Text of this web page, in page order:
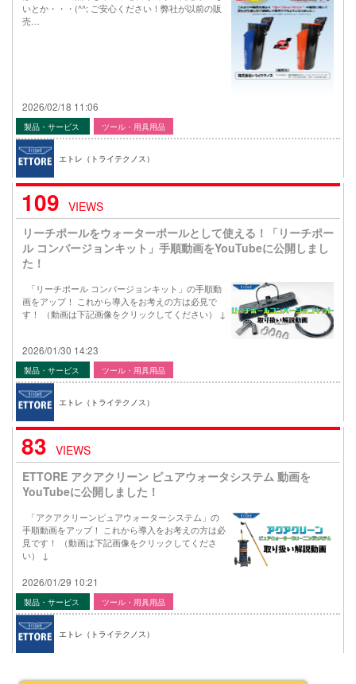
いとか・・・(^^; ご安心ください！弊社が以前の販
売…
2026/02/18 11:06
製品・サービス ツール・用具用品
エトレ（トライテクノス）
109 VIEWS
リーチポールをウォーターポールとして使える！「リーチポー
ル コンバージョンキット」手順動画をYouTubeに公開しまし
た！
「リーチポール コンバージョンキット」の手順動
画をアップ！ これから導入をお考えの方は必見で
す！ （動画は下記画像をクリックしてください） ↓
2026/01/30 14:23
製品・サービス ツール・用具用品
エトレ（トライテクノス）
83 VIEWS
ETTORE アクアクリーン ピュアウォータシステム 動画を
YouTubeに公開しました！
「アクアクリーンピュアウォーターシステム」の
手順動画をアップ！ これから導入をお考えの方は必
見です！ （動画は下記画像をクリックしてくださ
い） ↓
2026/01/29 10:21
製品・サービス ツール・用具用品
エトレ（トライテクノス）